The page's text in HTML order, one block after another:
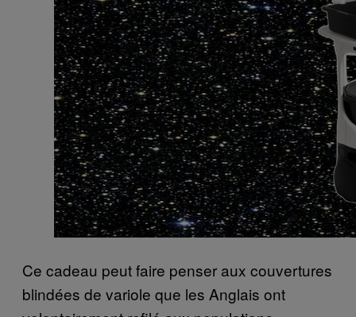
Ce cadeau peut faire penser aux couvertures
blindées de variole que les Anglais ont